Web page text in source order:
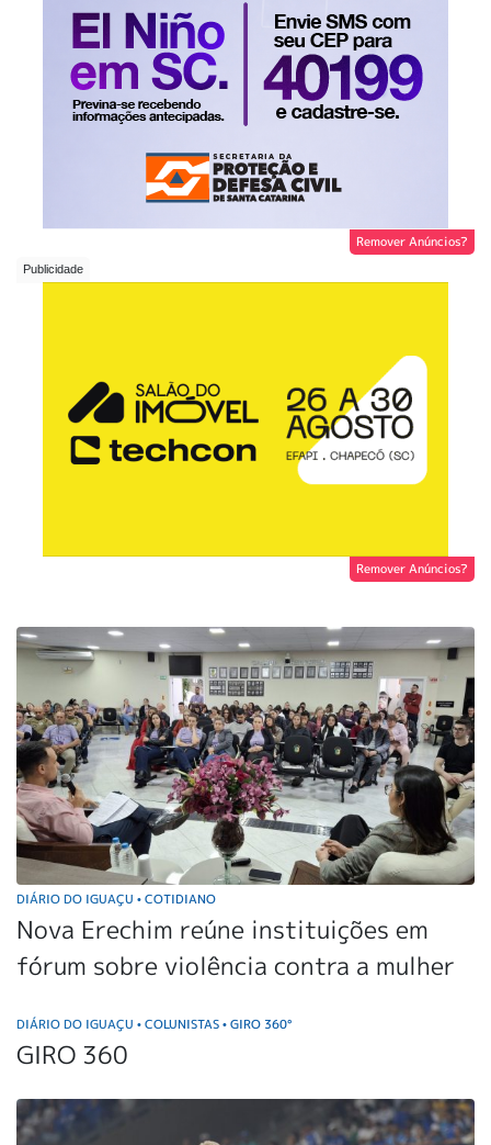
Remover Anúncios?
Remover Anúncios?
DIÁRIO DO IGUAÇU • COTIDIANO
Nova Erechim reúne instituições em
fórum sobre violência contra a mulher
DIÁRIO DO IGUAÇU • COLUNISTAS • GIRO 360°
GIRO 360